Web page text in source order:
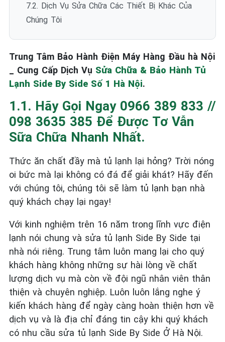
7.2. Dịch Vụ Sửa Chữa Các Thiết Bị Khác Của
Chúng Tôi
Trung Tâm Bảo Hành Điện Máy Hàng Đầu hà Nội
_ Cung Cấp Dịch Vụ Sửa Chữa & Bảo Hành Tủ
Lạnh Side By Side Số 1 Hà Nội.
1.1. Hãy Gọi Ngay 0966 389 833 //
098 3635 385 Để Được Tơ Vẫn
Sữa Chữa Nhanh Nhất.
Thức ăn chất đầy mà tủ lạnh lại hỏng? Trời nóng
oi bức mà lại không có đá để giải khát? Hãy đến
với chúng tôi, chúng tôi sẽ làm tủ lạnh bạn nhà
quý khách chạy lại ngay!
Với kinh nghiệm trên 16 năm trong lĩnh vực điện
lạnh nói chung và sửa tủ lạnh Side By Side tại
nhà nói riêng. Trung tâm luôn mang lại cho quý
khách hàng không những sự hài lòng về chất
lượng dịch vụ mà còn về đội ngũ nhân viên thân
thiện và chuyên nghiệp. Luôn luôn lắng nghe ý
kiến khách hàng để ngày càng hoàn thiện hơn về
dịch vụ và là địa chỉ đáng tin cậy khi quý khách
có nhu cầu sửa tủ lạnh Side By Side Ở Hà Nội.